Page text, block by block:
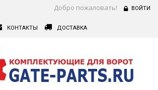
Добро пожаловать! ВОЙТИ
КОНТАКТЫ ДОСТАВКА